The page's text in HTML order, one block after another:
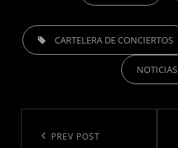
TAGS, CARTELERA DE CONCIERTOS
NOTICIAS
Previous
PREV POST